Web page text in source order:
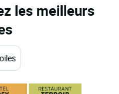
les meilleurs